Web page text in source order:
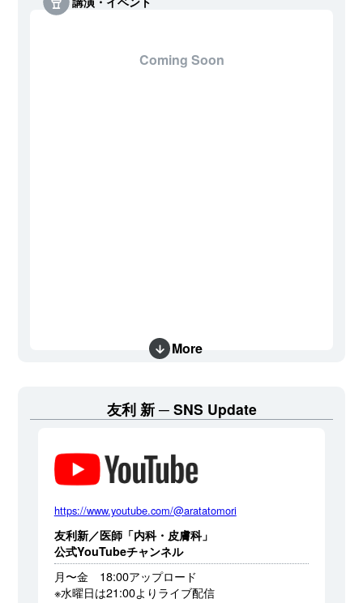
Coming Soon
More
友利 新 SNS Update
https://www.youtube.com/@aratatomori
友利新／医師「内科・皮膚科」
公式YouTubeチャンネル
月〜金 18:00アップロード
※水曜日は21:00よりライブ配信